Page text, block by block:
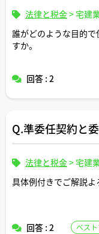
法律と税金>宅建
誰がどのような目的
すか。
回答 : 2
Q.準委任契約と
法律と税金>宅建
具体例付きでご解説よ
回答 : 2 ベス